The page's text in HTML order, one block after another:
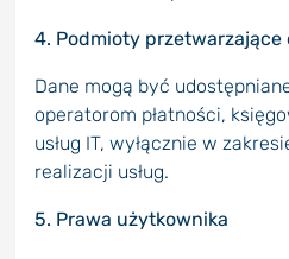
4. Podmioty przetwarzające
Dane mogą być
operatorom płatności,
usług IT, wyłącznie w
realizacji usług.
5. Prawa użytkownika